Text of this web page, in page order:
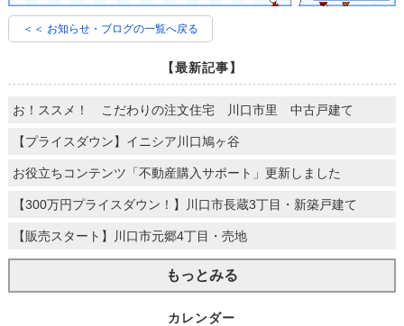
＜＜ お知らせ・ブログの一覧へ戻る
【最新記事】
お！ススメ！ こだわりの注文住宅 川口市里 中古戸建て
【プライスダウン】イニシア川口鳩ヶ谷
お役立ちコンテンツ「不動産購入サポート」更新しました
【300万円プライスダウン！】川口市長蔵3丁目・新築戸建て
【販売スタート】川口市元郷4丁目・売地
もっとみる
カレンダー